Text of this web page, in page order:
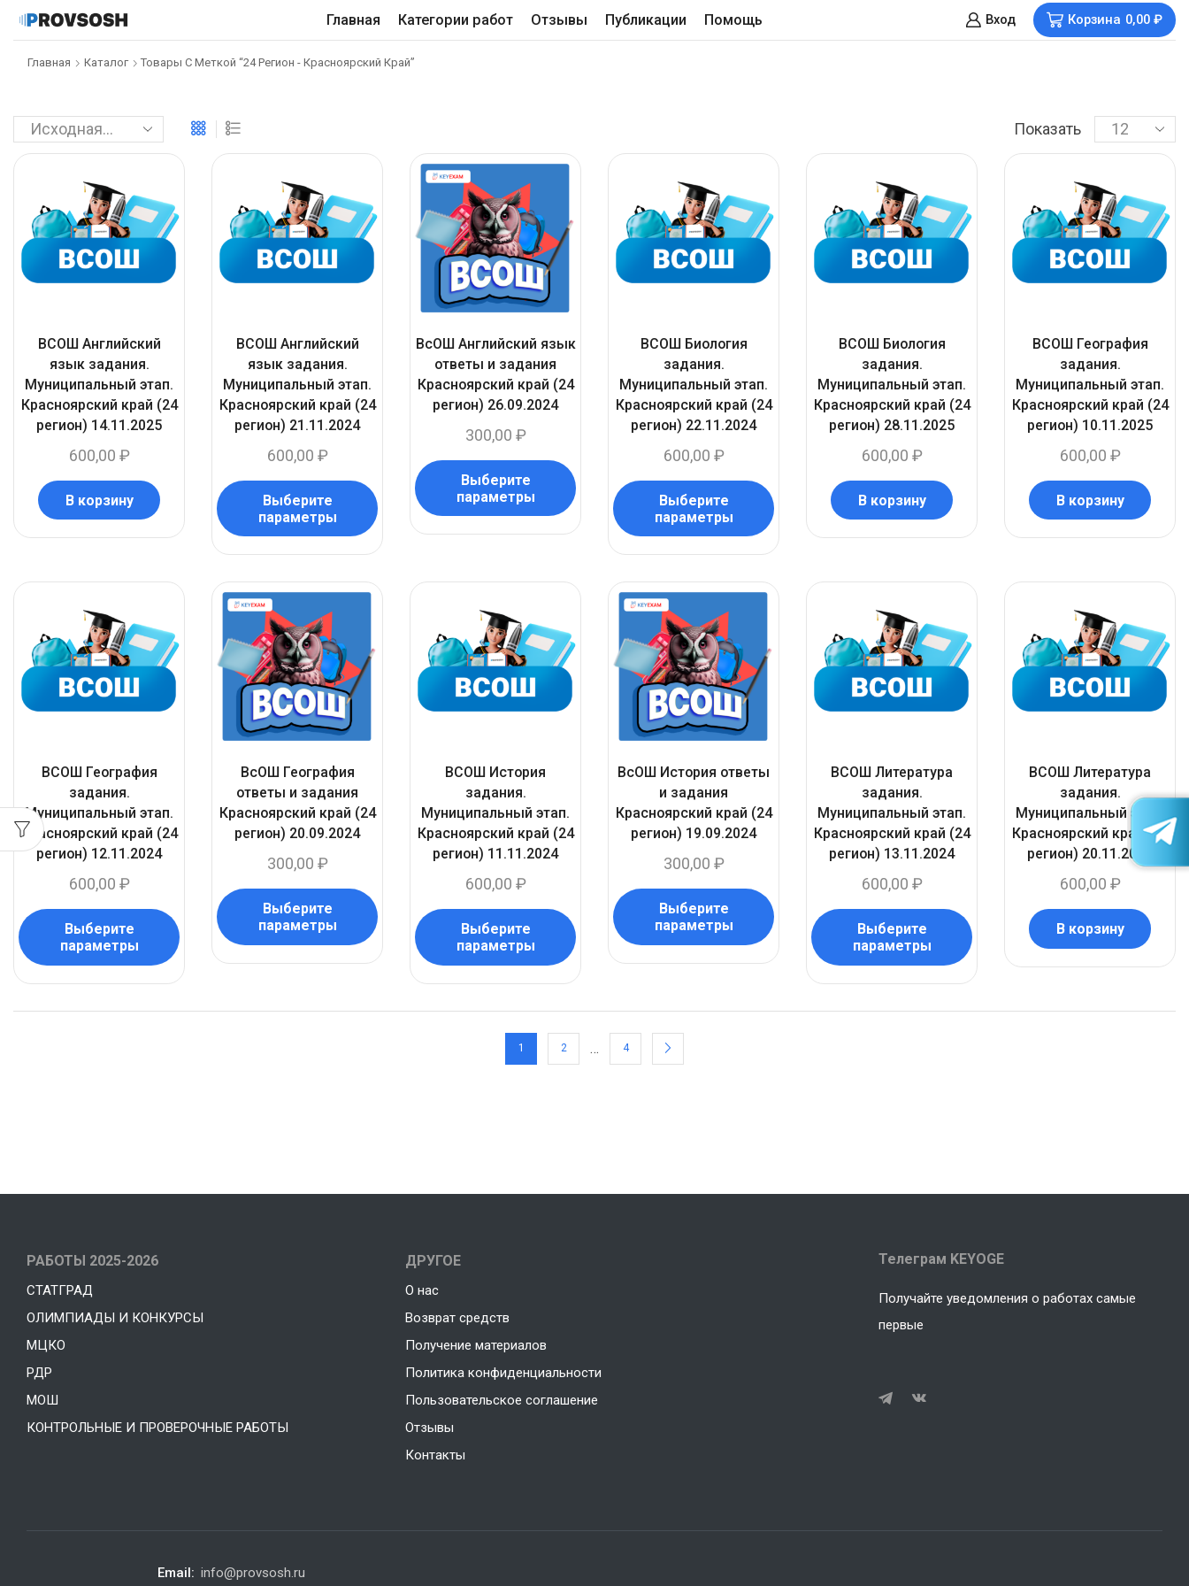
Главная Категории работ Отзывы Публикации Помощь Вход Корзина 0,00 ₽
Главная Каталог Товары С Меткой “24 Регион - Красноярский Край”
Показать
ВСОШ Английский
язык задания.
Муниципальный этап.
Красноярский край (24
регион) 14.11.2025
600,00 ₽
В корзину
ВСОШ Английский
язык задания.
Муниципальный этап.
Красноярский край (24
регион) 21.11.2024
600,00 ₽
Выберите
параметры
ВсОШ Английский язык
ответы и задания
Красноярский край (24
регион) 26.09.2024
300,00 ₽
Выберите
параметры
ВСОШ Биология
задания.
Муниципальный этап.
Красноярский край (24
регион) 22.11.2024
600,00 ₽
Выберите
параметры
ВСОШ Биология
задания.
Муниципальный этап.
Красноярский край (24
регион) 28.11.2025
600,00 ₽
В корзину
ВСОШ География
задания.
Муниципальный этап.
Красноярский край (24
регион) 10.11.2025
600,00 ₽
В корзину
ВСОШ География
задания.
Муниципальный этап.
Красноярский край (24
регион) 12.11.2024
600,00 ₽
Выберите
параметры
ВсОШ География
ответы и задания
Красноярский край (24
регион) 20.09.2024
300,00 ₽
Выберите
параметры
ВСОШ История
задания.
Муниципальный этап.
Красноярский край (24
регион) 11.11.2024
600,00 ₽
Выберите
параметры
ВсОШ История ответы
и задания
Красноярский край (24
регион) 19.09.2024
300,00 ₽
Выберите
параметры
ВСОШ Литература
задания.
Муниципальный этап.
Красноярский край (24
регион) 13.11.2024
600,00 ₽
Выберите
параметры
ВСОШ Литература
задания.
Муниципальный этап.
Красноярский край (24
регион) 20.11.2025
600,00 ₽
В корзину
1 2 … 4
РАБОТЫ 2025-2026
СТАТГРАД
ОЛИМПИАДЫ И КОНКУРСЫ
МЦКО
РДР
МОШ
КОНТРОЛЬНЫЕ И ПРОВЕРОЧНЫЕ РАБОТЫ
ДРУГОЕ
О нас
Возврат средств
Получение материалов
Политика конфиденциальности
Пользовательское соглашение
Отзывы
Контакты
Телеграм KEYOGE
Получайте уведомления о работах самые
первые
Email: info@provsosh.ru